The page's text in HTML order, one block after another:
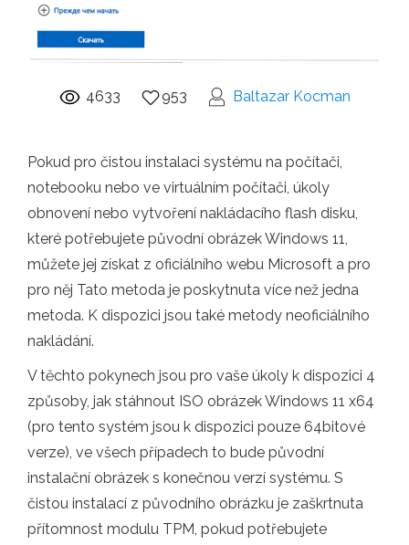
4633 953 Baltazar Kocman
Pokud pro čistou instalaci systému na počítači,
notebooku nebo ve virtuálním počítači, úkoly
obnovení nebo vytvoření nakládacího flash disku,
které potřebujete původní obrázek Windows 11,
můžete jej získat z oficiálního webu Microsoft a pro
pro něj Tato metoda je poskytnuta více než jedna
metoda. K dispozici jsou také metody neoficiálního
nakládání.
V těchto pokynech jsou pro vaše úkoly k dispozici 4
způsoby, jak stáhnout ISO obrázek Windows 11 x64
(pro tento systém jsou k dispozici pouze 64bitové
verze), ve všech případech to bude původní
instalační obrázek s konečnou verzí systému. S
čistou instalací z původního obrázku je zaškrtnuta
přítomnost modulu TPM, pokud potřebujete